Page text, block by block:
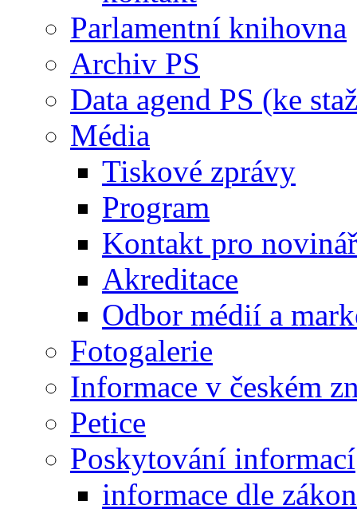
Parlamentní knihovna
Archiv PS
Data agend PS (ke
Média
Tiskové zprávy
Program
Kontakt pro
Akreditace
Odbor médií a
Fotogalerie
Informace v českém
Petice
Poskytování informací
informace dle